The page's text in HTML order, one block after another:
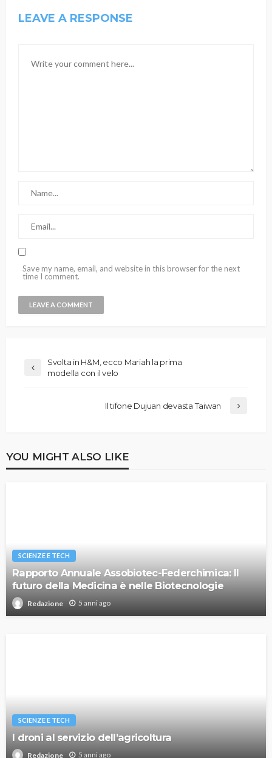
LEAVE A RESPONSE
Save my name, email, and website in this browser for the next
time I comment.
Svolta in H&M, ecco Mariah la prima
modella con il velo
Il tifone Dujuan devasta Taiwan
YOU MIGHT ALSO LIKE
SCIENZE E TECH
Rapporto Annuale Assobiotec-Federchimica: Il
futuro della Medicina è nelle Biotecnologie
Redazione 5 anni ago
SCIENZE E TECH
I droni al servizio dell’agricoltura
Redazione 5 anni ago